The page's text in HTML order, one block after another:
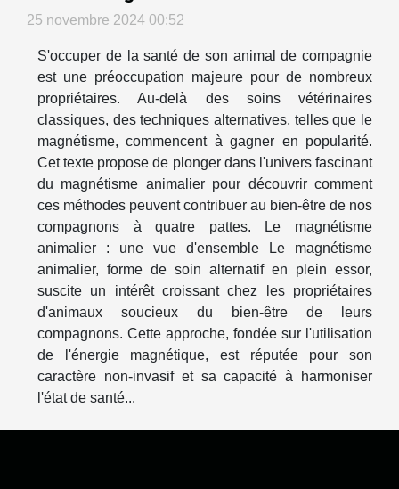
25 novembre 2024 00:52
S'occuper de la santé de son animal de compagnie
est une préoccupation majeure pour de nombreux
propriétaires. Au-delà des soins vétérinaires
classiques, des techniques alternatives, telles que le
magnétisme, commencent à gagner en popularité.
Cet texte propose de plonger dans l'univers fascinant
du magnétisme animalier pour découvrir comment
ces méthodes peuvent contribuer au bien-être de nos
compagnons à quatre pattes. Le magnétisme
animalier : une vue d'ensemble Le magnétisme
animalier, forme de soin alternatif en plein essor,
suscite un intérêt croissant chez les propriétaires
d'animaux soucieux du bien-être de leurs
compagnons. Cette approche, fondée sur l'utilisation
de l'énergie magnétique, est réputée pour son
caractère non-invasif et sa capacité à harmoniser
l'état de santé...